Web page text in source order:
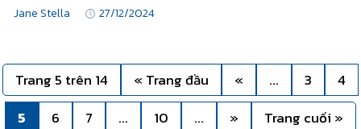
Jane Stella 27/12/2024
Trang 5 trên 14 « Trang đầu « ... 3
4
5
6 7 ... 10 ... » Trang cuối »